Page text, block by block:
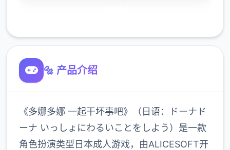
🔩 产品介绍
《多娜多娜 一起干坏事吧》（日语：ドーナド
ーナ いっしょにわるいことをしよう）是一款
角色扮演类型日本成人游戏，由ALICESOFT开